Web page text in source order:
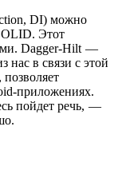
DI) можно
Этот
Dagger-Hilt —
нас в связи с этой
приложениях.
пойдет речь, —